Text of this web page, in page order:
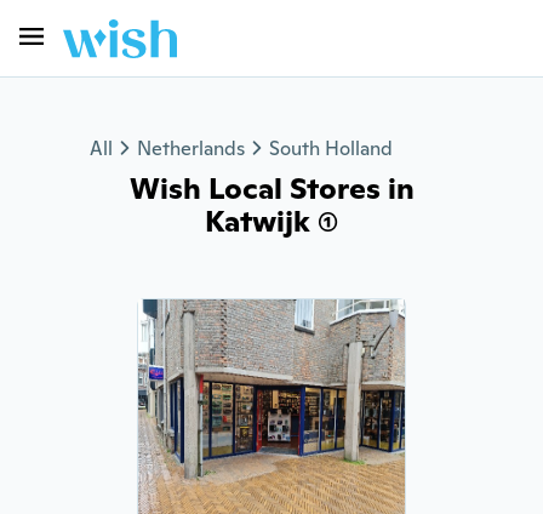
All Netherlands South Holland
Wish Local Stores in
Katwijk (1)